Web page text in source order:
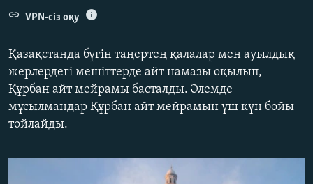
SkipӘЛЕУМЕТ
АРНАЙЫ ЖОБАЛАР
Русский
Қазақстанда бүгін таңертең қалалар мен ауылдық
жерлердегі мешіттерде айт намазы оқылып,
Құрбан айт мейрамы басталды. Әлемде
мұсылмандар Құрбан айт мейрамын үш күн бойы
тойлайды.
VPN-сіз оқу